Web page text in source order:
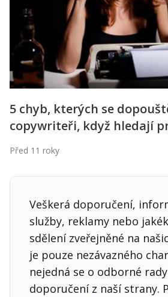
Hledaná fráze
5 chyb, kterých se
copywriteři, když hledají
Před 11 roky
Veškerá doporučení,
služby, reklamy nebo
sdělení zveřejněné na
je pouze nezávazného
nejedná se o odborné
doporučení z naší strany.